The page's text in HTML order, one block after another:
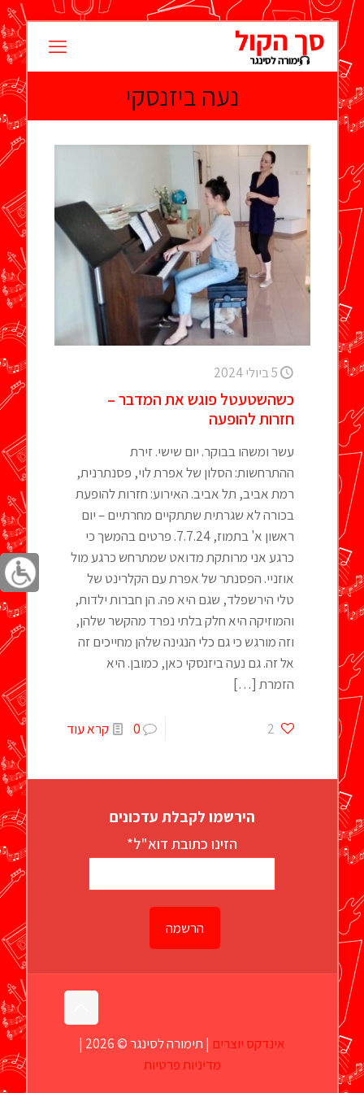
נעה ביזנסקי
5 ביולי 2024
כשהשטעטל פוגש את המדבר –
חזרות להופעה
עשר ומשהו בבוקר. יום שישי. זירת
ההתרחשות: הסלון של אפרת לוי, פסנתרנית,
רמת אביב, תל אביב. האירוע: חזרות להופעת
בכורה לא שגרתית שתתקיים מחרתיים – יום
ראשון א' בתמוז, 7.7.24. פרטים בהמשך כי
כרגע אני מרותקת מדואט שמתרחש כרגע מול
אוזניי. הפסנתר של אפרת עם הקלרינט של
טלי הירשפלד, שגם היא פה. הן חברות ילדות,
והמוזיקה היא חלק בלתי נפרד מהקשר שלהן,
וזה מורגש כי גם כלי הנגינה שלהן מחייכים זה
אל זה. גם נעה ביזנסקי כאן, כמובן. היא
הזמרת […]
2
0 קרא עוד
הירשמו לקבלת עדכונים
הזינו כתובת דוא"ל*
אינדקס יוצרים | תימורה לסינגר © 2026 |
מדיניות פרטיות